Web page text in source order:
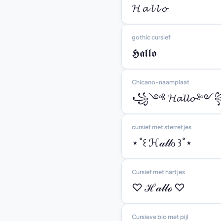
𝓗 𝓪 𝓵 𝓵 𝓸
gothic cursief
𝕳𝖆𝖑𝖑𝖔
Chicano-naamplaat
꧁༺ 𝓗𝓪𝓵𝓵𝓸
cursief met sterretjes
⋆˚꒰ ℋ𝒶𝓁𝓁ℴ ꒱˚⋆
Cursief met hartjes
♡ ℋ𝒶𝓁𝓁ℴ ♡
Cursieve bio met pijl